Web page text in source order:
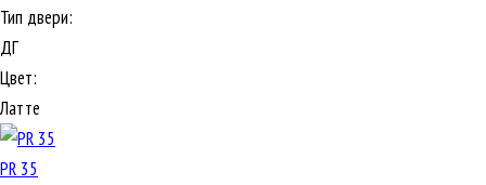
Тип двери:
ДГ
Цвет:
Латте
PR 35